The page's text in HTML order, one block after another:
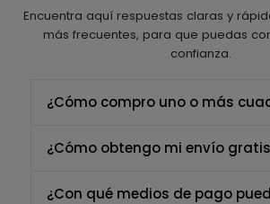
Encuentra aquí respuestas claras y
más frecuentes, para que puedas
confianza.
¿Cómo compro uno o más
¿Cómo obtengo mi envío
¿Con qué medios de pago